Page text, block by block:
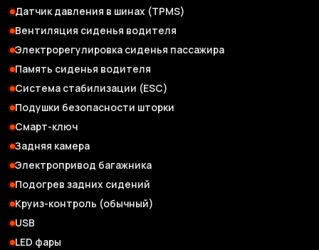
Датчик давления в шинах (TPMS)
Вентиляция сиденья водителя
Электрорегулировка сиденья пассажира
Память сиденья водителя
Система стабилизации (ESC)
Подушки безопасности шторки
Смарт-ключ
Задняя камера
Электропривод багажника
Подогрев задних сидений
Круиз-контроль (обычный)
USB
LED фары